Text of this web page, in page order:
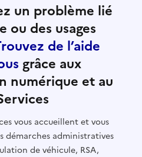
un problème lié
ou des usages
de l’aide
grâce aux
numérique et au
vous accueillent et vous
démarches administratives
de véhicule, RSA,